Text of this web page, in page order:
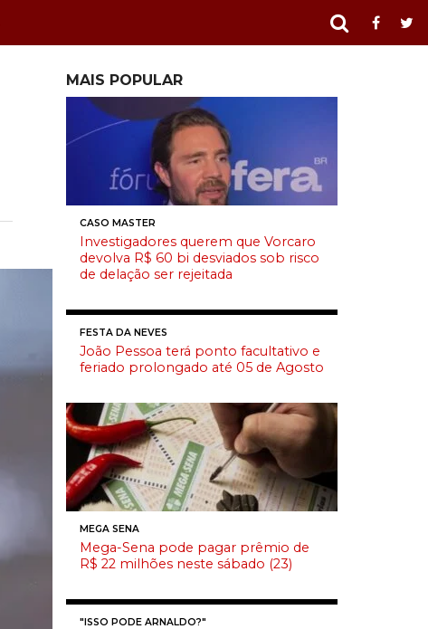
MAIS POPULAR
CASO MASTER
Investigadores querem que Vorcaro
devolva R$ 60 bi desviados sob risco
de delação ser rejeitada
FESTA DA NEVES
João Pessoa terá ponto facultativo e
feriado prolongado até 05 de Agosto
MEGA SENA
Mega-Sena pode pagar prêmio de
R$ 22 milhões neste sábado (23)
"ISSO PODE ARNALDO?"